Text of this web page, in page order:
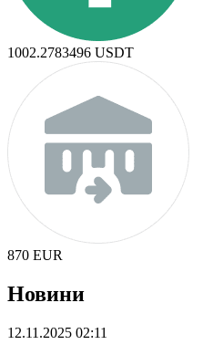
1002.2783496 USDT
870 EUR
Новини
12.11.2025 02:11